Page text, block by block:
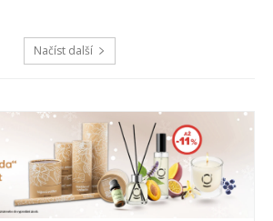
Načíst další